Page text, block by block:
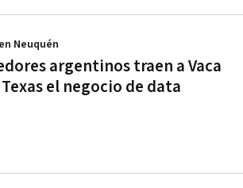
argentinos traen a Vaca
el negocio de data
Neuquén